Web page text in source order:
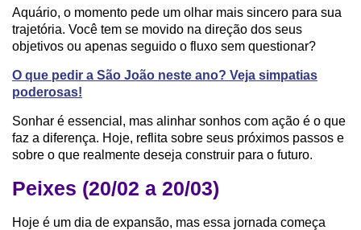
Aquário, o momento pede um olhar mais sincero para sua
trajetória. Você tem se movido na direção dos seus
objetivos ou apenas seguido o fluxo sem questionar?
O que pedir a São João neste ano? Veja simpatias
poderosas!
Sonhar é essencial, mas alinhar sonhos com ação é o que
faz a diferença. Hoje, reflita sobre seus próximos passos e
sobre o que realmente deseja construir para o futuro.
Peixes (20/02 a 20/03)
Hoje é um dia de expansão, mas essa jornada começa